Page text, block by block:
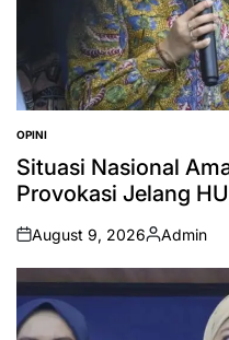
POSTED
IN
OPINI
Situasi Nasional
Provokasi Jelang
on
August 9, 2026
Posted
by
Admin